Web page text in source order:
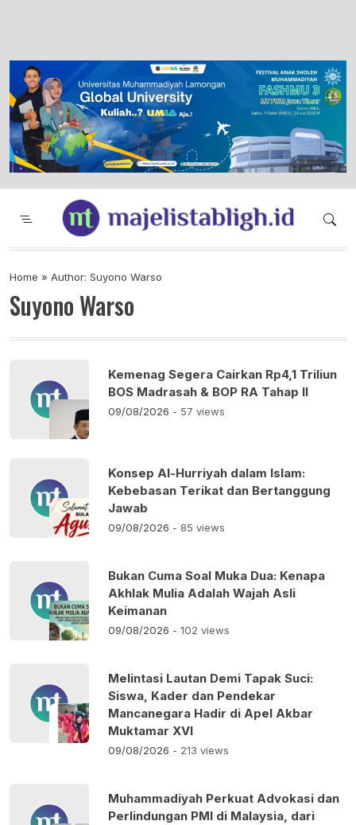
Majelis Tabligh Muhammadiyah
Syiar Dakwah Islam Berkemajuan dan
Home » Author: Suyono Warso
Suyono Warso
Kemenag Segera Cairkan Rp4,1 Triliun
BOS Madrasah & BOP RA Tahap II
09/08/2026 - 57 views
Konsep Al-Hurriyah dalam Islam:
Kebebasan Terikat dan Bertanggung
Jawab
09/08/2026 - 85 views
Bukan Cuma Soal Muka Dua: Kenapa
Akhlak Mulia Adalah Wajah Asli
Keimanan
09/08/2026 - 102 views
Melintasi Lautan Demi Tapak Suci:
Siswa, Kader dan Pendekar
Mancanegara Hadir di Apel Akbar
Muktamar XVI
09/08/2026 - 213 views
Muhammadiyah Perkuat Advokasi dan
Perlindungan PMI di Malaysia, dari